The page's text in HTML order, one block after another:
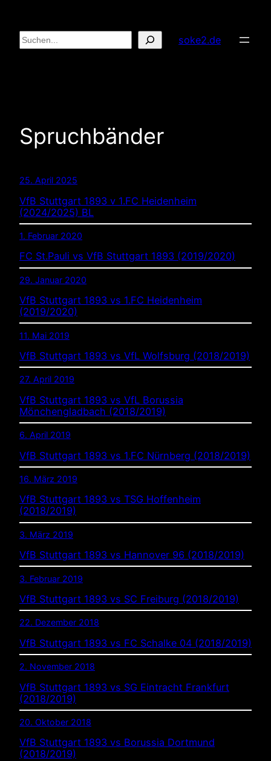
Inhalt
springen
Suchen soke2.de
Spruchbänder
25. April 2025
VfB Stuttgart 1893 v 1.FC Heidenheim
(2024/2025) BL
1. Februar 2020
FC St.Pauli vs VfB Stuttgart 1893 (2019/2020)
29. Januar 2020
VfB Stuttgart 1893 vs 1.FC Heidenheim
(2019/2020)
11. Mai 2019
VfB Stuttgart 1893 vs VfL Wolfsburg (2018/2019)
27. April 2019
VfB Stuttgart 1893 vs VfL Borussia
Mönchengladbach (2018/2019)
6. April 2019
VfB Stuttgart 1893 vs 1.FC Nürnberg (2018/2019)
16. März 2019
VfB Stuttgart 1893 vs TSG Hoffenheim
(2018/2019)
3. März 2019
VfB Stuttgart 1893 vs Hannover 96 (2018/2019)
3. Februar 2019
VfB Stuttgart 1893 vs SC Freiburg (2018/2019)
22. Dezember 2018
VfB Stuttgart 1893 vs FC Schalke 04 (2018/2019)
2. November 2018
VfB Stuttgart 1893 vs SG Eintracht Frankfurt
(2018/2019)
20. Oktober 2018
VfB Stuttgart 1893 vs Borussia Dortmund
(2018/2019)